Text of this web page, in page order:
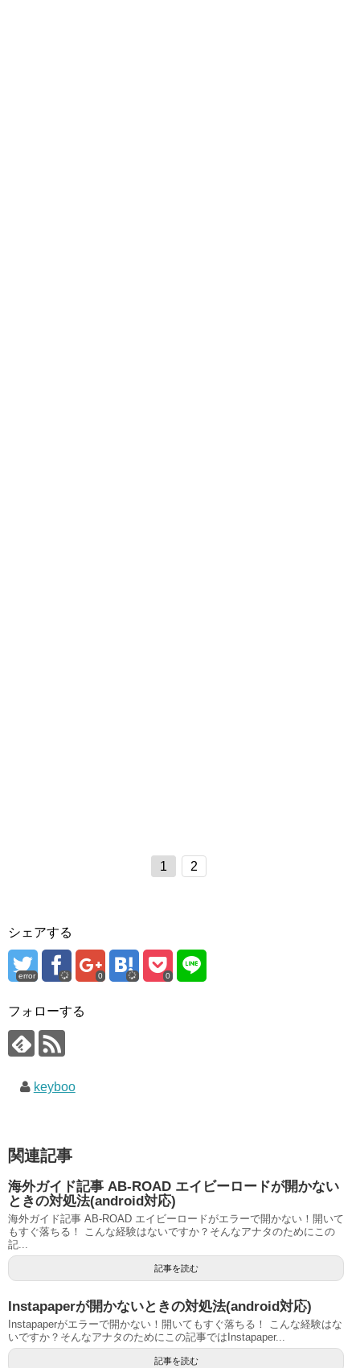
1 2
シェアする
error 0 0
フォローする
keyboo
関連記事
海外ガイド記事 AB-ROAD エイビーロードが開かない
ときの対処法(android対応)
海外ガイド記事 AB-ROAD エイビーロードがエラーで開かない！開いて
もすぐ落ちる！ こんな経験はないですか？そんなアナタのためにこの
記...
記事を読む
Instapaperが開かないときの対処法(android対応)
Instapaperがエラーで開かない！開いてもすぐ落ちる！ こんな経験はな
いですか？そんなアナタのためにこの記事ではInstapaper...
記事を読む